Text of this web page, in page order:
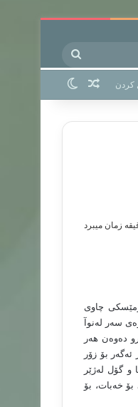
برای کردن نوشته تصادفی
چاوى
سه‌ر له‌نوآ
ده‌وه‌ن هه‌ر
بۆ زۆر
و گۆل له‌ژێر
بۆ خه‌بات، بۆ